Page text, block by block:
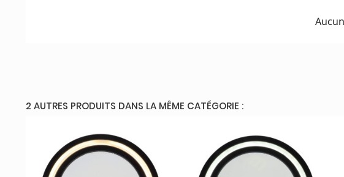
2 AUTRES PRODUITS DANS LA MÊME CATÉGORIE :